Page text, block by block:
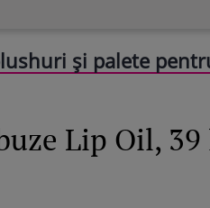
și palete
Lip Oil,